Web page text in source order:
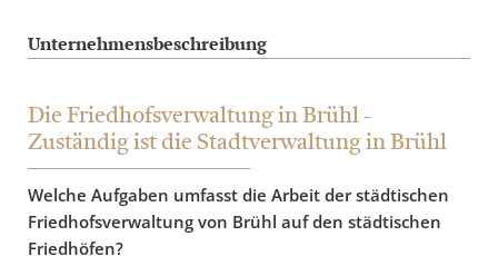
Unternehmensbeschreibung
Die Friedhofsverwaltung in Brühl -
Zuständig ist die Stadtverwaltung in Brühl
Welche Aufgaben umfasst die Arbeit der städtischen
Friedhofsverwaltung von Brühl auf den städtischen
Friedhöfen?